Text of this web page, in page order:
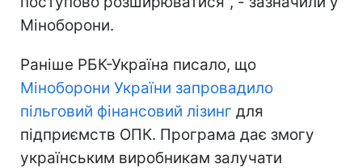
Міноборони.
Раніше РБК-Україна писало, що
Міноборони України запровадило
пільговий фінансовий лізинг для
підприємств ОПК. Програма дає змогу
українським виробникам залучати